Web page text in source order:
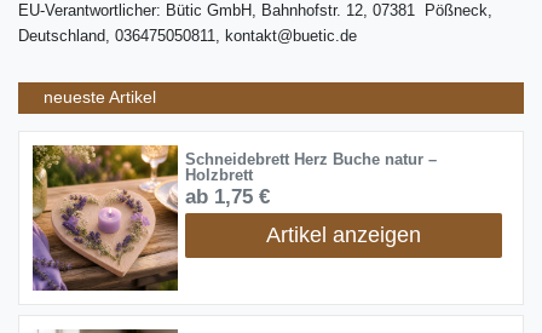
EU-Verantwortlicher: Bütic GmbH, Bahnhofstr. 12, 07381 Pößneck,
Deutschland, 036475050811, kontakt@buetic.de
neueste Artikel
Schneidebrett Herz Buche natur –
Holzbrett
ab 1,75 €
Artikel anzeigen